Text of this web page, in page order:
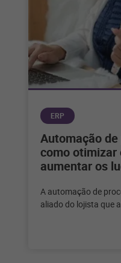
ERP
Automação
como otimizar
aumentar os
A automação de
aliado do lojista que